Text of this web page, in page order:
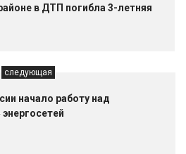
в ДТП погибла 3-летняя
следующая
начало работу над